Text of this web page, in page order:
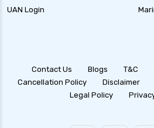
UAN Login
Contact Us Blogs T&C
Cancellation Policy
Disclaimer
Legal Policy